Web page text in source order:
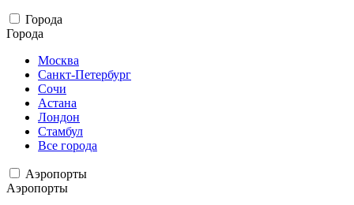
Города
Города
Москва
Санкт-Петербург
Сочи
Астана
Лондон
Стамбул
Все города
Аэропорты
Аэропорты